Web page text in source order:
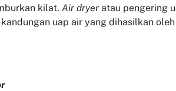
kilat. Air dryer atau pengering
uap air yang dihasilkan